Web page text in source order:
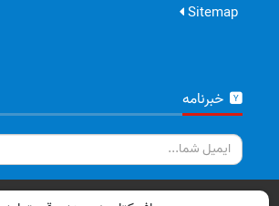
Sitemap
خبرنامه
ایمیل
تمامی حقوق برای سایت ما